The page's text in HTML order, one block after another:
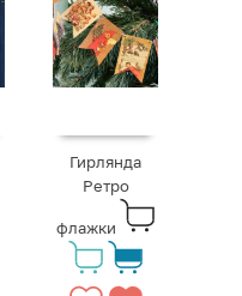
Гирлянда
Ретро
флажки